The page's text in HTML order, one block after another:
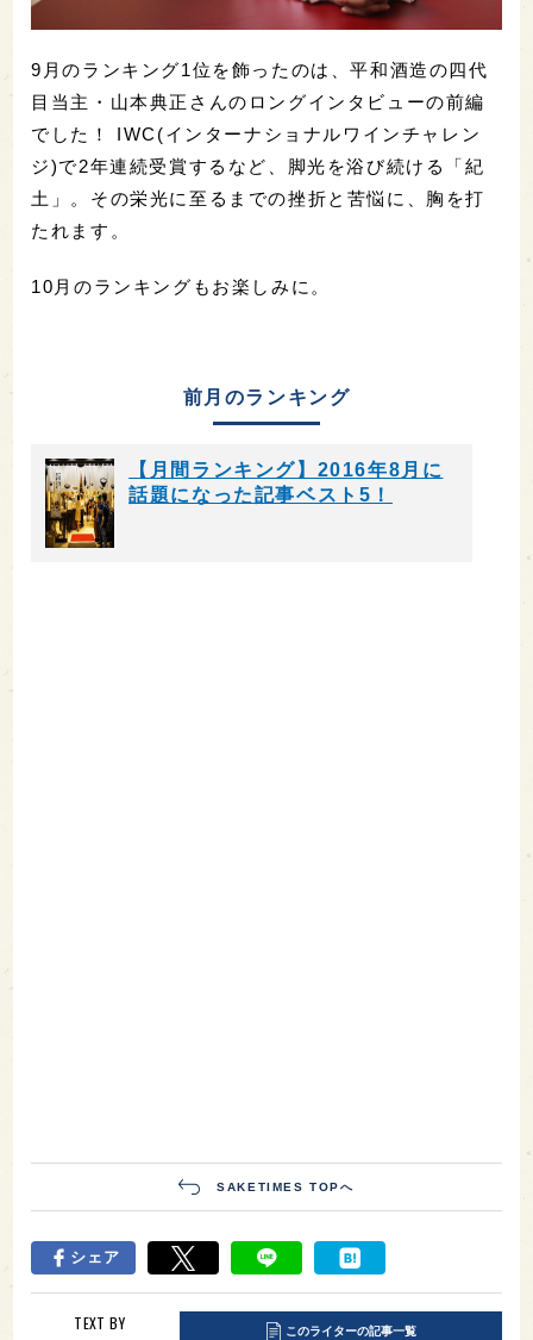
9月のランキング1位を飾ったのは、平和酒造の四代
目当主・山本典正さんのロングインタビューの前編
でした！ IWC(インターナショナルワインチャレン
ジ)で2年連続受賞するなど、脚光を浴び続ける「紀
土」。その栄光に至るまでの挫折と苦悩に、胸を打
たれます。
10月のランキングもお楽しみに。
前月のランキング
【月間ランキング】2016年8月に
話題になった記事ベスト5！
SAKETIMES TOPへ
シェア
TEXT BY このライターの記事一覧